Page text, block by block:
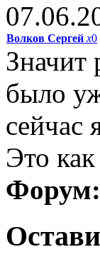
Волков Сергей x0
Значит
было
сейчас
Это
Форум: